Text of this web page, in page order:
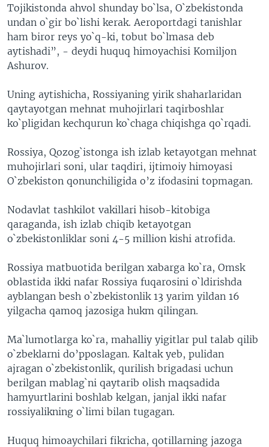
Tojikistonda ahvol shunday bo`lsa, O`zbekistonda
undan o`gir bo`lishi kerak. Aeroportdagi tanishlar
ham biror reys yo`q-ki, tobut bo`lmasa deb
aytishadi”, - deydi huquq himoyachisi Komiljon
Ashurov.
Uning aytishicha, Rossiyaning yirik shaharlaridan
qaytayotgan mehnat muhojirlari taqirboshlar
ko`pligidan kechqurun ko`chaga chiqishga qo`rqadi.
Rossiya, Qozog`istonga ish izlab ketayotgan mehnat
muhojirlari soni, ular taqdiri, ijtimoiy himoyasi
O`zbekiston qonunchiligida o’z ifodasini topmagan.
Nodavlat tashkilot vakillari hisob-kitobiga
qaraganda, ish izlab chiqib ketayotgan
o`zbekistonliklar soni 4-5 million kishi atrofida.
Rossiya matbuotida berilgan xabarga ko`ra, Omsk
oblastida ikki nafar Rossiya fuqarosini o`ldirishda
ayblangan besh o`zbekistonlik 13 yarim yildan 16
yilgacha qamoq jazosiga hukm qilingan.
Ma`lumotlarga ko`ra, mahalliy yigitlar pul talab qilib
o`zbeklarni do’pposlagan. Kaltak yeb, pulidan
ajragan o`zbekistonlik, qurilish brigadasi uchun
berilgan mablag`ni qaytarib olish maqsadida
hamyurtlarini boshlab kelgan, janjal ikki nafar
rossiyalikning o`limi bilan tugagan.
Huquq himoaychilari fikricha, qotillarning jazoga